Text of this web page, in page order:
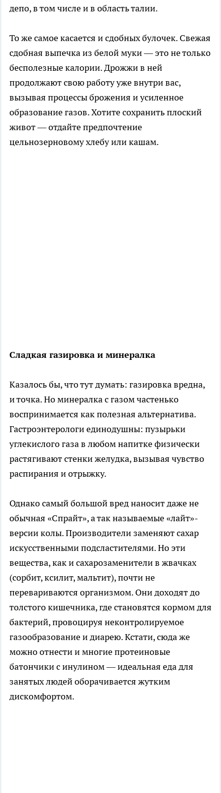
депо, в том числе и в область талии.
То же самое касается и сдобных булочек. Свежая
сдобная выпечка из белой муки — это не только
бесполезные калории. Дрожжи в ней
продолжают свою работу уже внутри вас,
вызывая процессы брожения и усиленное
образование газов. Хотите сохранить плоский
живот — отдайте предпочтение
цельнозерновому хлебу или кашам.
Сладкая газировка и минералка
Казалось бы, что тут думать: газировка вредна,
и точка. Но минералка с газом частенько
воспринимается как полезная альтернатива.
Гастроэнтерологи единодушны: пузырьки
углекислого газа в любом напитке физически
растягивают стенки желудка, вызывая чувство
распирания и отрыжку.
Однако самый большой вред наносит даже не
обычная «Спрайт», а так называемые «лайт»-
версии колы. Производители заменяют сахар
искусственными подсластителями. Но эти
вещества, как и сахарозаменители в жвачках
(сорбит, ксилит, мальтит), почти не
перевариваются организмом. Они доходят до
толстого кишечника, где становятся кормом для
бактерий, провоцируя неконтролируемое
газообразование и диарею. Кстати, сюда же
можно отнести и многие протеиновые
батончики с инулином — идеальная еда для
занятых людей оборачивается жутким
дискомфортом.